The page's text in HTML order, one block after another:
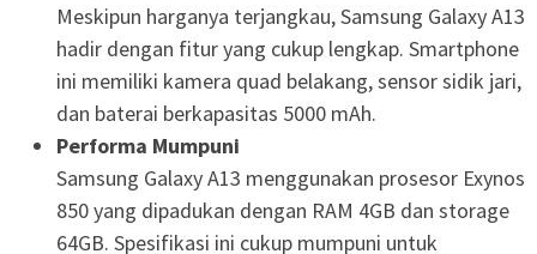
Meskipun harganya terjangkau, Samsung Galaxy A13
hadir dengan fitur yang cukup lengkap. Smartphone
ini memiliki kamera quad belakang, sensor sidik jari,
dan baterai berkapasitas 5000 mAh.
Performa Mumpuni
Samsung Galaxy A13 menggunakan prosesor Exynos
850 yang dipadukan dengan RAM 4GB dan storage
64GB. Spesifikasi ini cukup mumpuni untuk